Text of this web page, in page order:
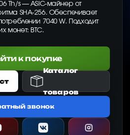
Th/s — ASIC-майнер от
SHA-256. Обеспечивает
7040 W. Подходит
монет: BTC.
к покупке
Каталог
товаров
звонок